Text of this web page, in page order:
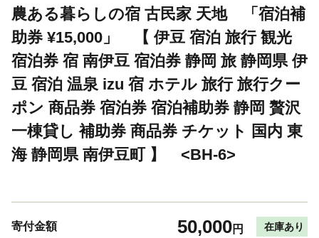
農ある暮らしの宿 古民家 天地 「宿泊補
助券 ¥15,000」 【 伊豆 宿泊 旅行 観光
宿泊券 宿 南伊豆 宿泊券 静岡 旅 静岡県 伊
豆 宿泊 温泉 izu 宿 ホテル 旅行 旅行クー
ポン 商品券 宿泊券 宿泊補助券 静岡 贅沢
一棟貸し 補助券 商品券 チケット 国内 東
海 静岡県 南伊豆町 】 <BH-6>
寄付金額 50,000円 在庫あり